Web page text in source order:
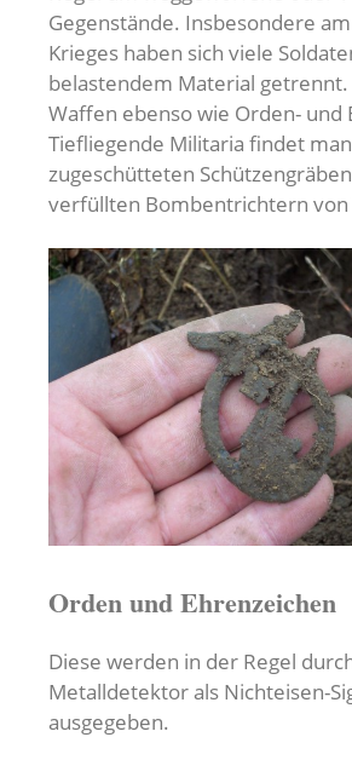
Gegenstände. Insbesondere
Krieges haben sich viele
belastendem Material getrennt.
Waffen ebenso wie Orden- und
Tiefliegende Militaria findet
zugeschütteten
verfüllten Bombentrichtern von
Orden und Ehrenzeichen
Diese werden in der Regel
Metalldetektor als Nichteisen-
ausgegeben.